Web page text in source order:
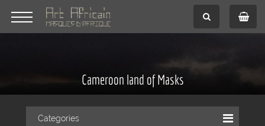
Cameroon land of Masks
Categories